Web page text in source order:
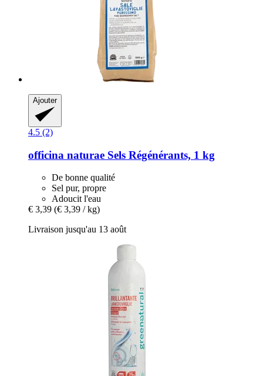
Ajouter
4.5 (2)
officina naturae Sels Régénérants, 1 kg
De bonne qualité
Sel pur, propre
Adoucit l'eau
€ 3,39 (€ 3,39 / kg)
Livraison jusqu'au 13 août